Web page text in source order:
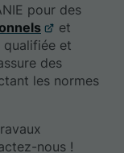
pour des
et
qualifiée et
des
les normes
nous !